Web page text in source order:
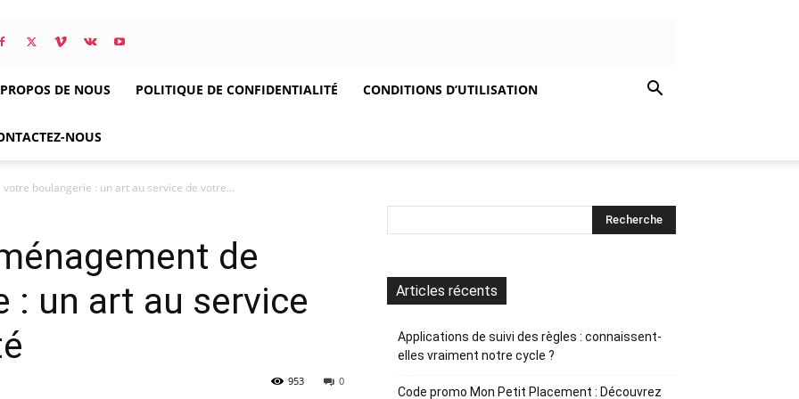
DE NOUS POLITIQUE DE CONFIDENTIALITÉ CONDITIONS D’UTILISATION
NOUS
boulangerie : un art au service de votre...
de
: un art au service
0
953
Articles récents
Applications de suivi des règles : connaissent-
elles vraiment notre cycle ?
Code promo Mon Petit Placement : Découvrez